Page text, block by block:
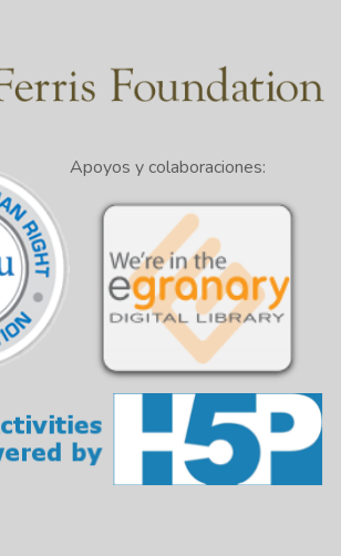
Apoyos y colaboraciones: